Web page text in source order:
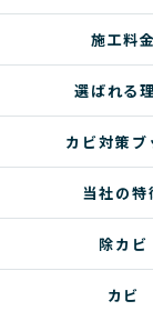
施工料金
選ばれる
カビ対策ブ
当社の特
除カビ
カビ